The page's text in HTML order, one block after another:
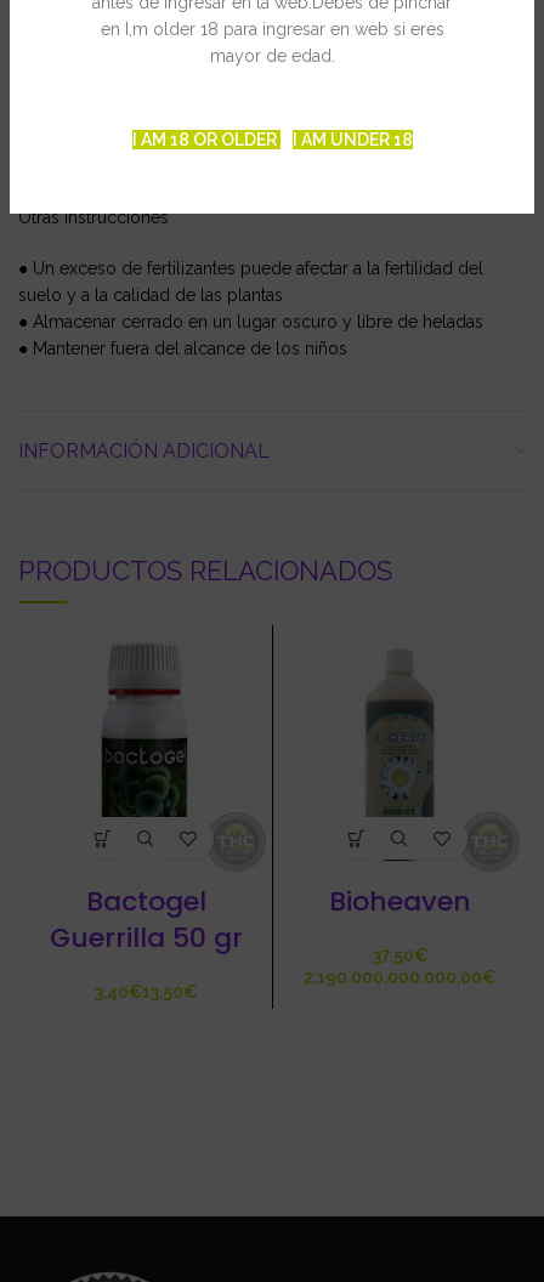
en I,m older 18 para ingresar en web si eres
mayor de edad.
I AM 18 OR OLDER I AM UNDER 18
de doblar la dosificación durante un mes
● En caso de que reutilicen planchas tratadas, duplicar la
dosificación durante 1-2 semanas
● No administrar simultáneamente con productos de peróxido
Otras instrucciones
● Un exceso de fertilizantes puede afectar a la fertilidad del
suelo y a la calidad de las plantas
● Almacenar cerrado en un lugar oscuro y libre de heladas
● Mantener fuera del alcance de los niños
INFORMACIÓN ADICIONAL
PRODUCTOS RELACIONADOS
Bactogel
Guerrilla 50 gr
€ €
Bioheaven
€
€